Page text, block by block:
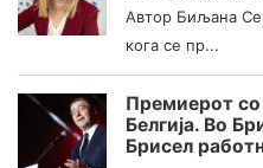
Автор Биљана
кога се пр...
Премиерот со
Белгија. Во
Брисел